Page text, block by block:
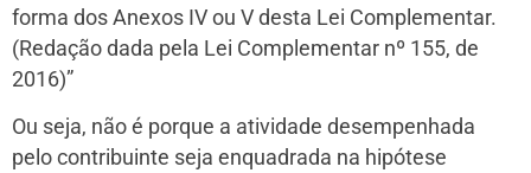
forma dos Anexos IV ou V desta Lei Complementar.
(Redação dada pela Lei Complementar nº 155, de
2016)”
Ou seja, não é porque a atividade desempenhada
pelo contribuinte seja enquadrada na hipótese